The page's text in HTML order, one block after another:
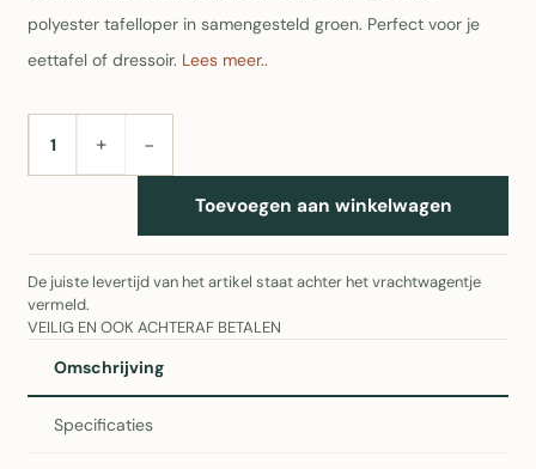
polyester tafelloper in samengesteld groen. Perfect voor je
eettafel of dressoir. Lees meer..
AANTAL+ −
Toevoegen aan winkelwagen
De juiste levertijd van het artikel staat achter het vrachtwagentje
vermeld.
VEILIG EN OOK ACHTERAF BETALEN
Omschrijving
Specificaties